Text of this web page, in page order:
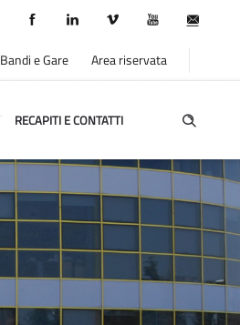
Bandi e Gare Area riservata
RECAPITI E CONTATTI